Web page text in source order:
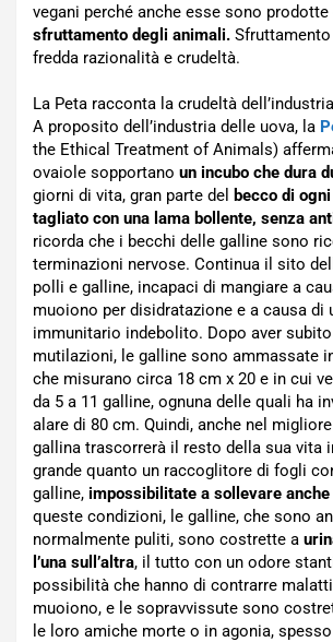
vegani perché anche esse sono prodotte
sfruttamento degli animali.
fredda razionalità e crudeltà.
La Peta racconta la crudeltà
A proposito dell’industria delle uova, la
the Ethical Treatment of Animals)
ovaiole sopportano un incubo che dura
giorni di vita, gran parte del becco di
tagliato con una lama bollente, senza
ricorda che i becchi delle galline sono
terminazioni nervose. Continua il sito
polli e galline, incapaci di mangiare a
muoiono per disidratazione e a causa di
immunitario indebolito. Dopo aver
mutilazioni, le galline sono ammassate
che misurano circa 18 cm x 20 e in cui
da 5 a 11 galline, ognuna delle quali ha
alare di 80 cm. Quindi, anche nel
gallina trascorrerà il resto della sua vita
grande quanto un raccoglitore di fogli
galline, impossibilitate a sollevare anche
queste condizioni, le galline, che sono
normalmente puliti, sono costrette a
l’una sull’altra, il tutto con un odore
possibilità che hanno di contrarre
muoiono, e le sopravvissute sono
le loro amiche morte o in agonia,